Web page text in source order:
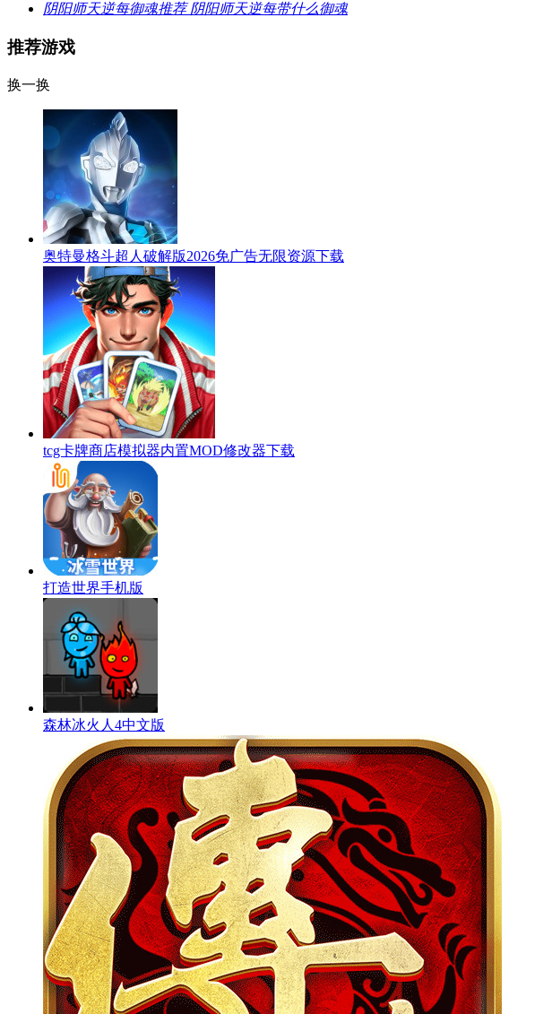
阴阳师天逆每御魂推荐 阴阳师天逆每带什么御魂
推荐游戏
换一换
奥特曼格斗超人破解版2026免广告无限资源下载
tcg卡牌商店模拟器内置MOD修改器下载
打造世界手机版
森林冰火人4中文版